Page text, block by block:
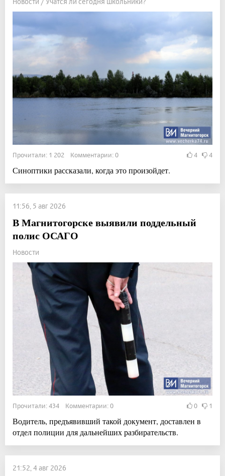
Прочитали: 1 202 Комментарии: 0 4 4
Синоптики рассказали, когда это произойдет.
11:56, 5 авг 2026
В Магнитогорске выявили поддельный
полис ОСАГО
Новости
Прочитали: 434 Комментарии: 0 0 1
Водитель, предъявивший такой документ, доставлен в
отдел полиции для дальнейших разбирательств.
21:52, 4 авг 2026